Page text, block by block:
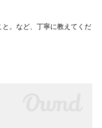
。など、丁寧に教えてくだ